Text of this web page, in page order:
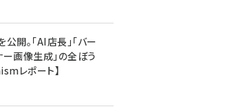
開。「AI店長」「バー
ー画像生成」の全ぼう
レポート】